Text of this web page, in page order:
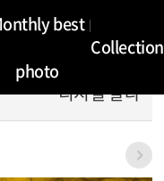
best
photo
Collection
디지털 칼라